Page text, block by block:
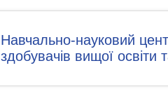
Навчально-науковий
здобувачів вищої освіти